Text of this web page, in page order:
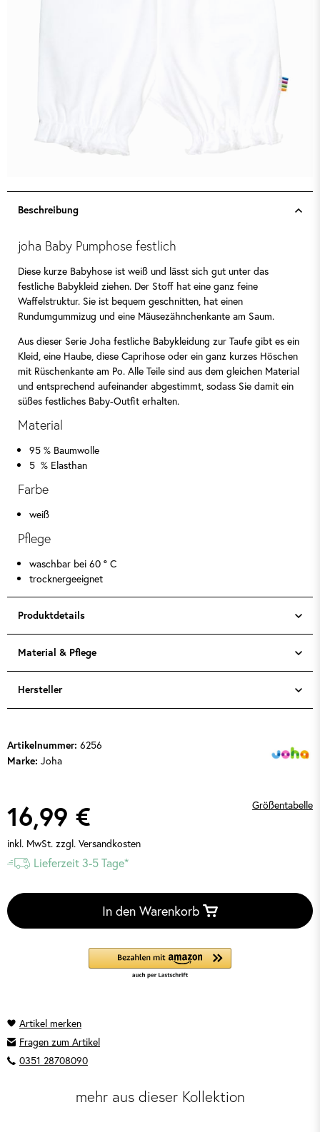
Beschreibung
Produktdetails
Material & Pflege
Hersteller
joha Baby Pumphose festlich
Diese kurze Babyhose ist weiß und lässt sich gut unter das
festliche Babykleid ziehen. Der Stoff hat eine ganz feine
Waffelstruktur. Sie ist bequem geschnitten, hat einen
Rundumgummizug und eine Mäusezähnchenkante am Saum.
Aus dieser Serie Joha festliche Babykleidung zur Taufe gibt es ein
Kleid, eine Haube, diese Caprihose oder ein ganz kurzes Höschen
mit Rüschenkante am Po. Alle Teile sind aus dem gleichen Material
und entsprechend aufeinander abgestimmt, sodass Sie damit ein
süßes festliches Baby-Outfit erhalten.
Material
95 % Baumwolle
5 % Elasthan
Farbe
weiß
Pflege
waschbar bei 60 ° C
trocknergeeignet
Artikelnummer: 6256
Marke: Joha
Größentabelle
16,99 €
inkl. MwSt. zzgl. Versandkosten
Lieferzeit 3-5 Tage*
In den Warenkorb
Fragen zum Artikel
0351 28708090
mehr aus dieser Kollektion